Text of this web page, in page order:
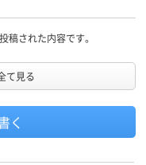
稿された内容です。
て見る
く